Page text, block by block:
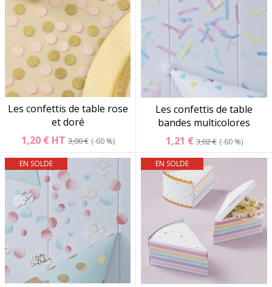
Les confettis de table rose
et doré
1,20 € HT3,00 € -60 %
Les confettis de table
bandes multicolores
1,21 €3,02 € -60 %
EN SOLDE EN SOLDE